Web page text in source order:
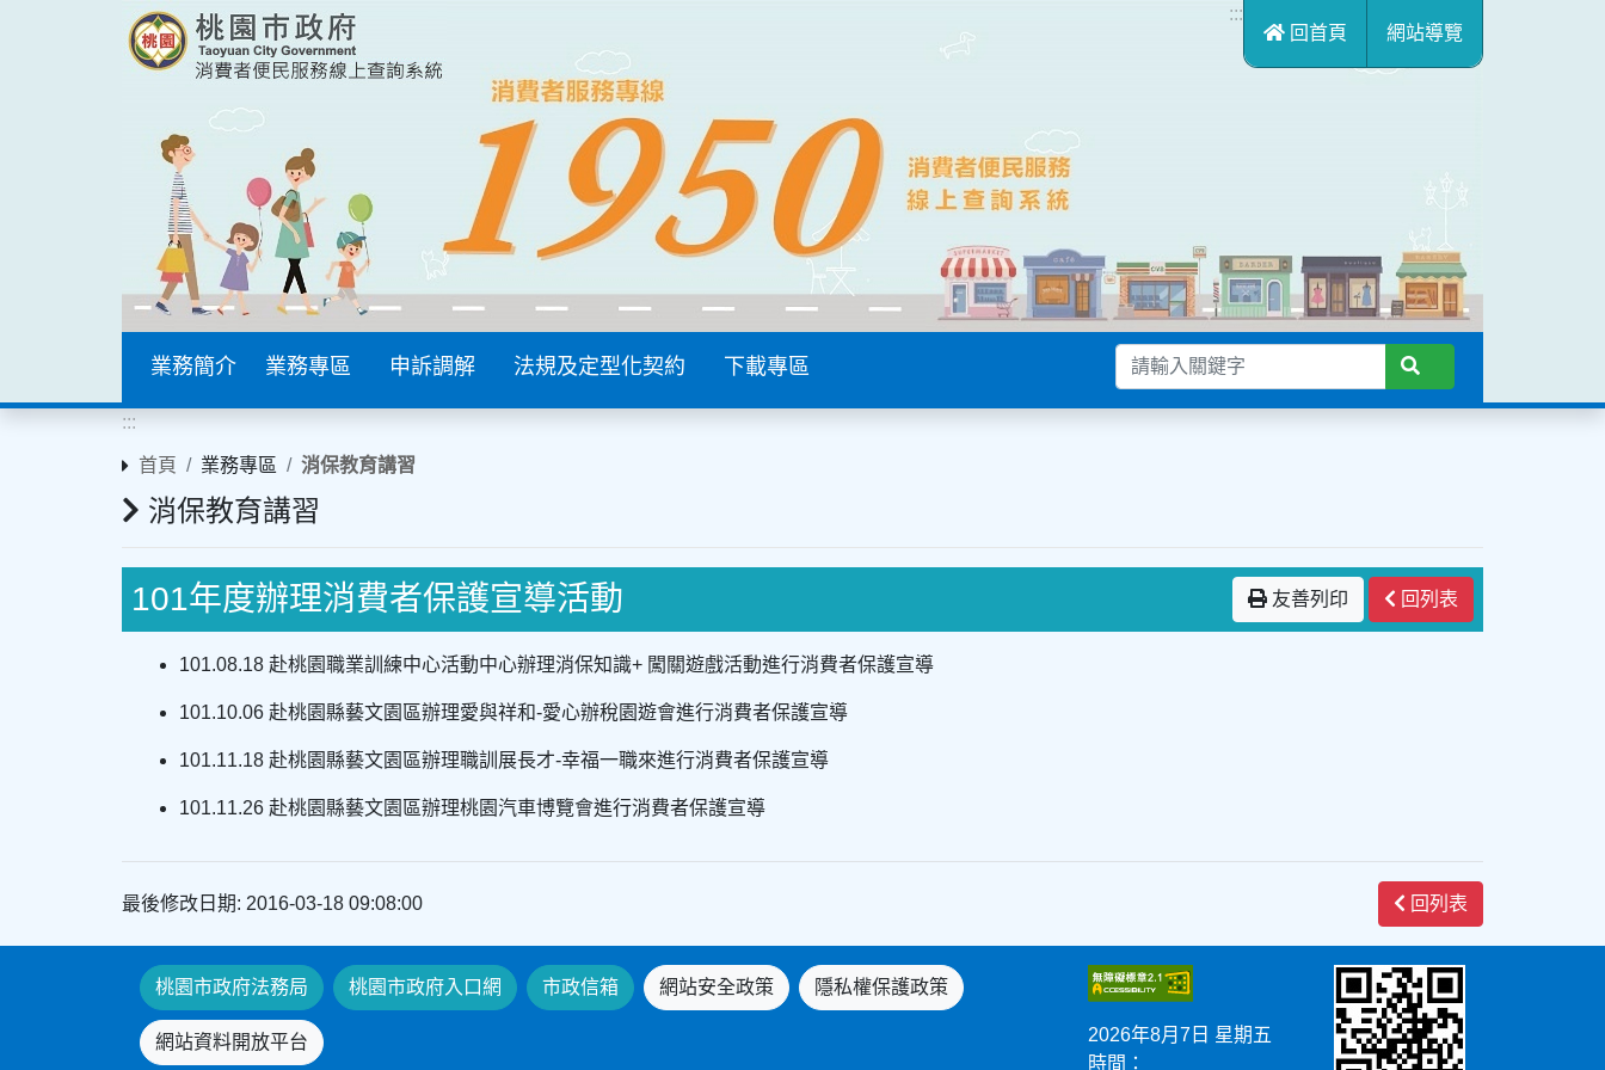
:::
回首頁
網站導覽
業務簡介 業務專區 申訴調解 法規及定型化契約 下載專區
:::
首頁 業務專區 消保教育講習
消保教育講習
101年度辦理消費者保護宣導活動 友善列印 回列表
101.08.18 赴桃園職業訓練中心活動中心辦理消保知識+ 闖關遊戲活動進行消費者保護宣導
101.10.06 赴桃園縣藝文園區辦理愛與祥和-愛心辦稅園遊會進行消費者保護宣導
101.11.18 赴桃園縣藝文園區辦理職訓展長才-幸福一職來進行消費者保護宣導
101.11.26 赴桃園縣藝文園區辦理桃園汽車博覽會進行消費者保護宣導
最後修改日期: 2016-03-18 09:08:00 回列表
桃園市政府法務局 桃園市政府入口網 市政信箱 網站安全政策 隱私權保護政策
網站資料開放平台
2026年8月7日 星期五
時間：